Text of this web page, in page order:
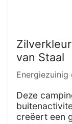
van Staal
Deze
creëert een